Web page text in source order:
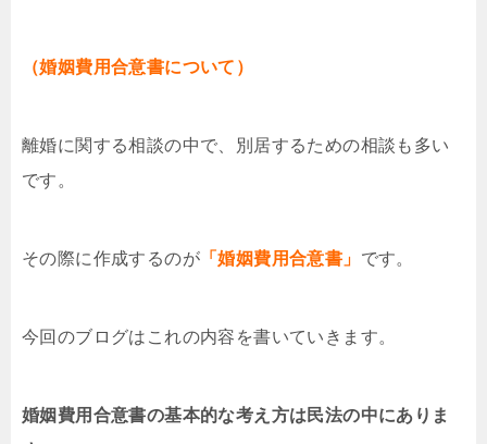
（婚姻費用合意書について）
離婚に関する相談の中で、別居するための相談も多い
です。
その際に作成するのが 「婚姻費用合意書」 です。
今回のブログはこれの内容を書いていきます。
婚姻費用合意書の基本的な考え方は民法の中にありま